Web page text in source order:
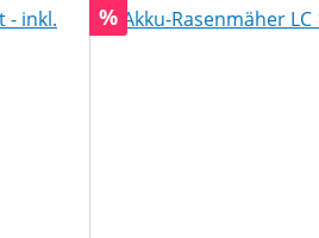
Rabatt
%